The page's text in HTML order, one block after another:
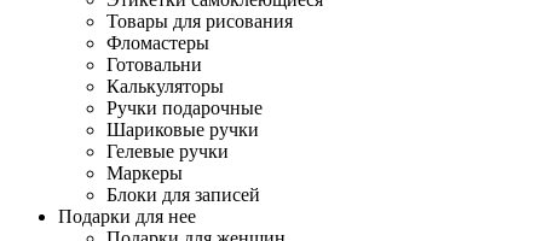
Товары для рисования
Фломастеры
Готовальни
Калькуляторы
Ручки подарочные
Шариковые ручки
Гелевые ручки
Маркеры
Блоки для записей
Подарки для нее